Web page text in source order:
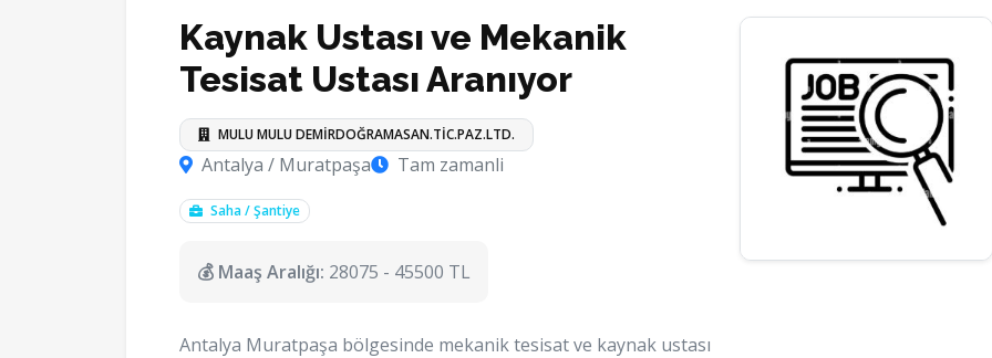
Kaynak Ustası ve Mekanik
Tesisat Ustası Aranıyor
MULU MULU DEMİRDOĞRAMASAN.TİC.PAZ.LTD.
Antalya / Muratpaşa Tam zamanli
Saha / Şantiye
💰 Maaş Aralığı: 28075 - 45500 TL
Antalya Muratpaşa bölgesinde mekanik tesisat ve kaynak ustası